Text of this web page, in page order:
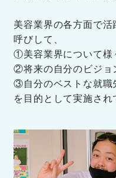
美容業界の各方面で
呼びして、
①美容業界について様
②将来の自分のビジョ
③自分のベストな就職
を目的として実施され